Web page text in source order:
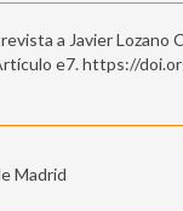
a Javier Lozano
e7. https://
Madrid